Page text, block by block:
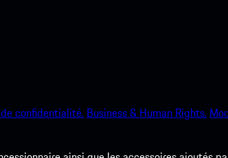
confidentialité. Business & Human Rights.